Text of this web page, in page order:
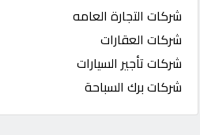
شركات التجارة العامه
شركات العقارات
شركات تأجير السيارات
شركات برك السباحة